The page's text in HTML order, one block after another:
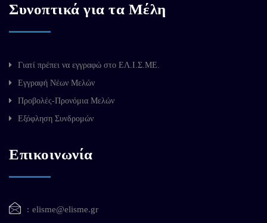
Συνοπτικά για τα Μέλη
Γιατί πρέπει να εγγραφώ στο ΕΛ.Ι.Σ.ΜΕ.
Εγγραφή Νέων Μελών
Προβολές-Προνόμια Μελών
Εξόφληση Συνδρομών
Επικοινωνία
elisme@elisme.gr